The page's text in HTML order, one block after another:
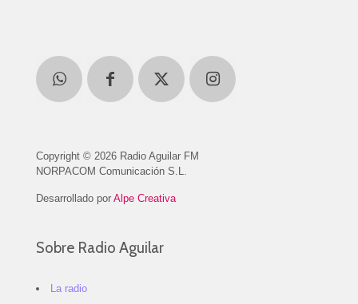
Copyright © 2026 Radio Aguilar FM
NORPACOM Comunicación S.L.
Desarrollado por Alpe Creativa
Sobre Radio Aguilar
La radio